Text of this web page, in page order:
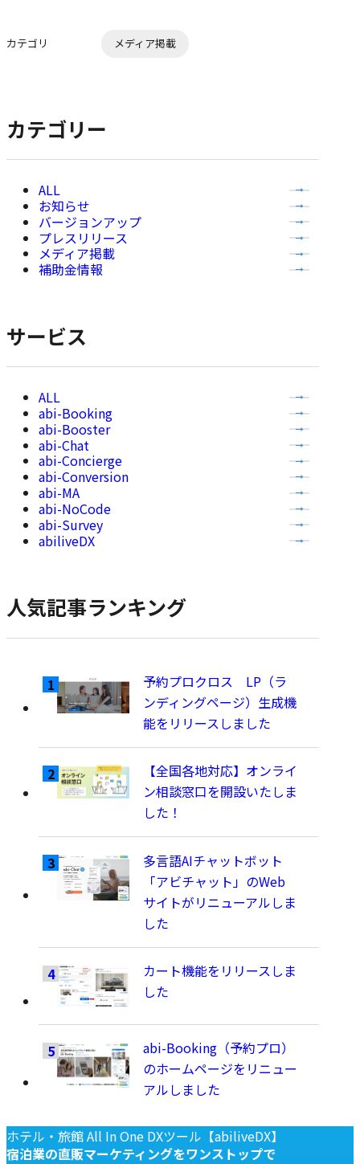
ー
カテゴリ メディア掲載
カテゴリー
て
の
記
事
示
お知らせ
バージョンアップ
プレスリリース
メディア掲載
補助金情報
サービス
て
の
記
事
を
表
示
abi-Booking
abi-Booster
abi-Chat
abi-Concierge
abi-Conversion
abi-MA
abi-NoCode
abi-Survey
abiliveDX
人気記事ランキング
予約プロクロス LP（ラ
ンディングページ）生成機
能をリリースしました
【全国各地対応】オンライ
ン相談窓口を開設いたしま
した！
多言語AIチャットボット
「アビチャット」のWeb
サイトがリニューアルしま
した
カート機能をリリースしま
した
abi-Booking（予約プロ）
のホームページをリニュー
アルしました
ホテル・旅館 All In One DXツール【abiliveDX】
宿泊業の直販マーケティングをワンストップで